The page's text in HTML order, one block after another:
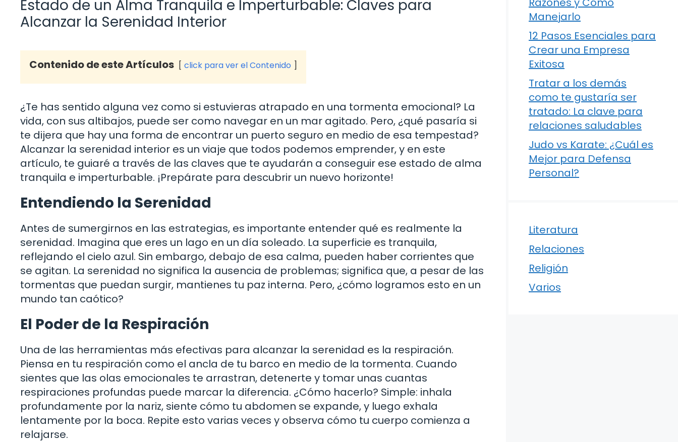
Estado de un Alma Tranquila e Imperturbable: Claves para
Alcanzar la Serenidad Interior
Contenido de este Artículos click para ver el Contenido
¿Te has sentido alguna vez como si estuvieras atrapado en una tormenta emocional? La
vida, con sus altibajos, puede ser como navegar en un mar agitado. Pero, ¿qué pasaría si
te dijera que hay una forma de encontrar un puerto seguro en medio de esa tempestad?
Alcanzar la serenidad interior es un viaje que todos podemos emprender, y en este
artículo, te guiaré a través de las claves que te ayudarán a conseguir ese estado de alma
tranquila e imperturbable. ¡Prepárate para descubrir un nuevo horizonte!
Entendiendo la Serenidad
Antes de sumergirnos en las estrategias, es importante entender qué es realmente la
serenidad. Imagina que eres un lago en un día soleado. La superficie es tranquila,
reflejando el cielo azul. Sin embargo, debajo de esa calma, pueden haber corrientes que
se agitan. La serenidad no significa la ausencia de problemas; significa que, a pesar de las
tormentas que puedan surgir, mantienes tu paz interna. Pero, ¿cómo logramos esto en un
mundo tan caótico?
El Poder de la Respiración
Una de las herramientas más efectivas para alcanzar la serenidad es la respiración.
Piensa en tu respiración como el ancla de tu barco en medio de la tormenta. Cuando
sientes que las olas emocionales te arrastran, detenerte y tomar unas cuantas
respiraciones profundas puede marcar la diferencia. ¿Cómo hacerlo? Simple: inhala
profundamente por la nariz, siente cómo tu abdomen se expande, y luego exhala
lentamente por la boca. Repite esto varias veces y observa cómo tu cuerpo comienza a
relajarse.
Manejarlo
12 Pasos Esenciales para
Crear una Empresa
Exitosa
Tratar a los demás
como te gustaría ser
tratado: La clave para
relaciones saludables
Judo vs Karate: ¿Cuál es
Mejor para Defensa
Personal?
Literatura
Relaciones
Religión
Varios